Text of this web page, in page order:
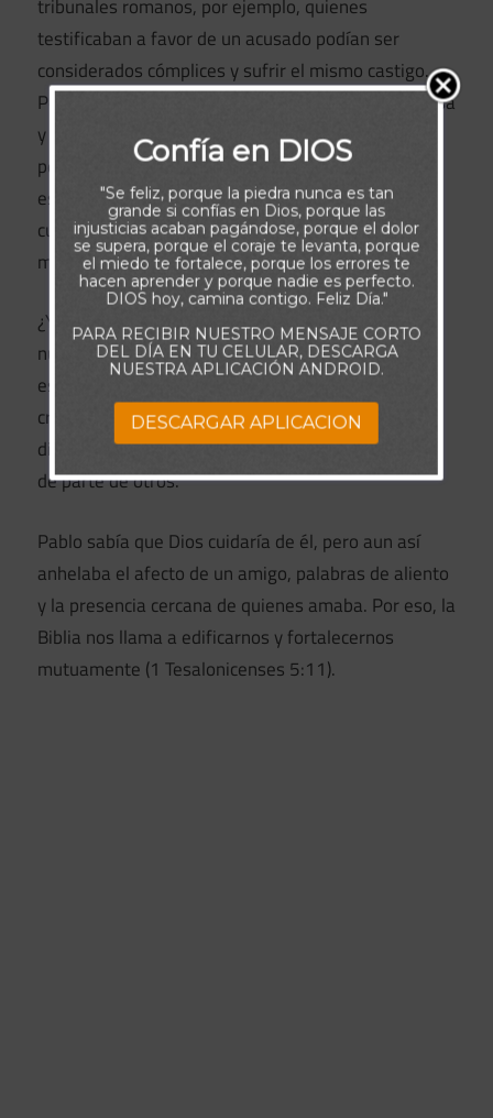
tribunales romanos, por ejemplo, quienes
testificaban a favor de un acusado podían ser
considerados cómplices y sufrir el mismo castigo.
Pero quizá también existía una causa más silenciosa
y cercana a nuestra realidad actual. Cuando las
personas veían a Pablo, observaban a un gigante
espiritual, alguien cuya fe parecía capaz de resistir
cualquier prueba. Tal vez pensaban: “Él no necesita
mi ayuda ni mi apoyo”.
¿Y acaso no hacemos nosotros lo mismo con
nuestros pastores, maestros bíblicos y líderes
espirituales? A veces asumimos que, por ser
creyentes maduros, pueden enfrentar cualquier
dificultad sin necesitar ánimo, compañía o cuidado
de parte de otros.
Pablo sabía que Dios cuidaría de él, pero aun así
anhelaba el afecto de un amigo, palabras de aliento
y la presencia cercana de quienes amaba. Por eso, la
Biblia nos llama a edificarnos y fortalecernos
mutuamente (1 Tesalonicenses 5:11).
Confía en DIOS
"Se feliz, porque la piedra nunca es tan
grande si confías en Dios, porque las
injusticias acaban pagándose, porque el dolor
se supera, porque el coraje te levanta, porque
el miedo te fortalece, porque los errores te
hacen aprender y porque nadie es perfecto.
DIOS hoy, camina contigo. Feliz Día."
PARA RECIBIR NUESTRO MENSAJE CORTO
DEL DÍA EN TU CELULAR, DESCARGA
NUESTRA APLICACIÓN ANDROID.
DESCARGAR APLICACION